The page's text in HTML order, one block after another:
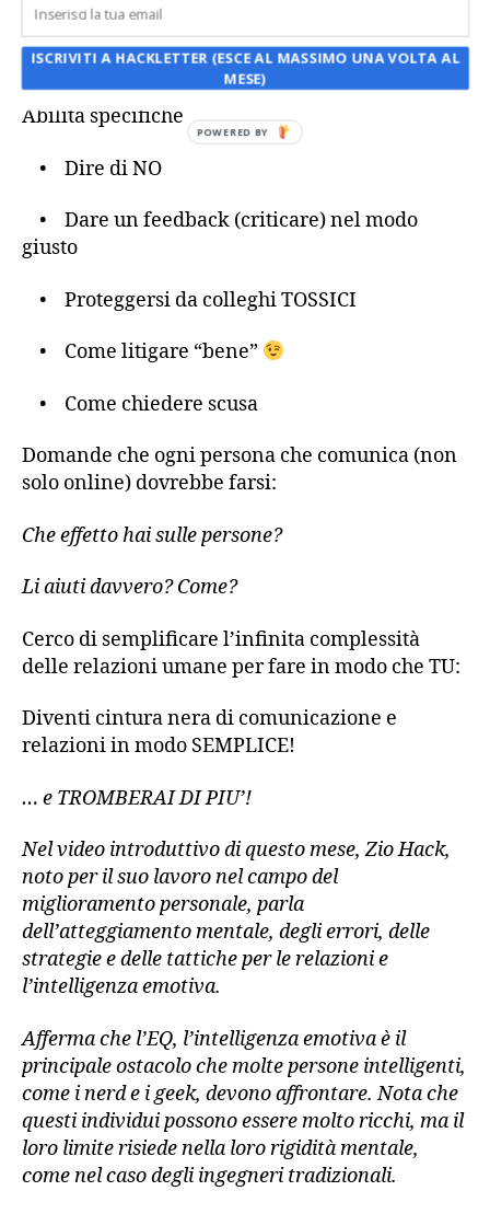
• Con il capo CAPRONE
• Colleghi
Abilità specifiche
• Dire di NO
• Dare un feedback (criticare) nel modo
giusto
• Proteggersi da colleghi TOSSICI
• Come litigare “bene”
• Come chiedere scusa
Domande che ogni persona che comunica (non
solo online) dovrebbe farsi:
Che effetto hai sulle persone?
Li aiuti davvero? Come?
Cerco di semplificare l’infinita complessità
delle relazioni umane per fare in modo che TU:
Diventi cintura nera di comunicazione e
relazioni in modo SEMPLICE!
… e TROMBERAI DI PIU’!
Nel video introduttivo di questo mese, Zio Hack,
noto per il suo lavoro nel campo del
miglioramento personale, parla
dell’atteggiamento mentale, degli errori, delle
strategie e delle tattiche per le relazioni e
l’intelligenza emotiva.
Afferma che l’EQ, l’intelligenza emotiva è il
principale ostacolo che molte persone intelligenti,
come i nerd e i geek, devono affrontare. Nota che
questi individui possono essere molto ricchi, ma il
loro limite risiede nella loro rigidità mentale,
come nel caso degli ingegneri tradizionali.
ISCRIVITI A HACKLETTER (ESCE AL MASSIMO UNA VOLTA AL
MESE)
POWERED BY